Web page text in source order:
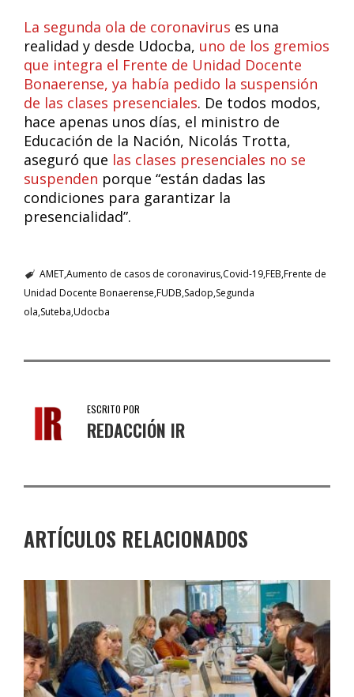
La segunda ola de coronavirus es una
realidad y desde Udocba, uno de los gremios
que integra el Frente de Unidad Docente
Bonaerense, ya había pedido la suspensión
de las clases presenciales. De todos modos,
hace apenas unos días, el ministro de
Educación de la Nación, Nicolás Trotta,
aseguró que las clases presenciales no se
suspenden porque “están dadas las
condiciones para garantizar la
presencialidad”.
AMETAumento de casos de coronavirusCovid-19FEB Frente de
Unidad Docente Bonaerense FUDB Sadop Segunda
ola Suteba Udocba
ESCRITO POR
REDACCIÓN IR
ARTÍCULOS RELACIONADOS